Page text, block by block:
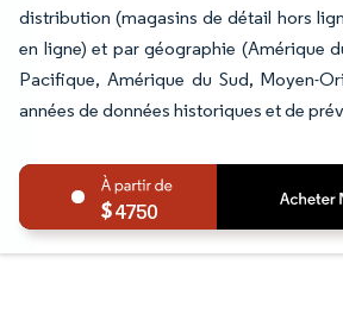
distribution (magasins de détail hors
en ligne) et par géographie (Amérique
Pacifique, Amérique du Sud, Moyen-
années de données historiques et de
4750